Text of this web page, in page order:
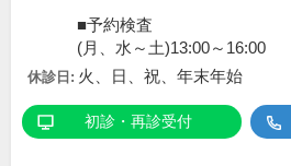
■予約検査
(月、水～土)13:00～16:00
休診日: 火、日、祝、年末年始
初診・再診受付